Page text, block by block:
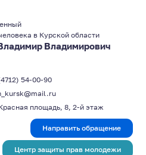
в Курской области
Владимирович
54-00-90
площадь, 8, 2-й этаж
Направить обращение
Центр защиты прав молодежи